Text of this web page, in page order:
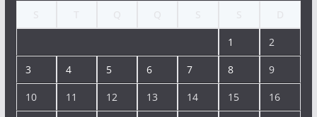
1 2
3 4 5 6 7 8 9
10 11 12 13 14 15 16